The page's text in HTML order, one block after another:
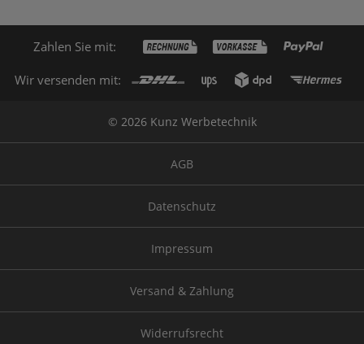
Zahlen Sie mit:
Wir versenden mit:
© 2026 Kunz Werbetechnik
AGB
Datenschutz
Impressum
Versand & Zahlung
Widerrufsrecht